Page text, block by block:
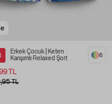
Erkek Çocuk | Keten
Karışımlı Relaxed Şort
TL
6
TL